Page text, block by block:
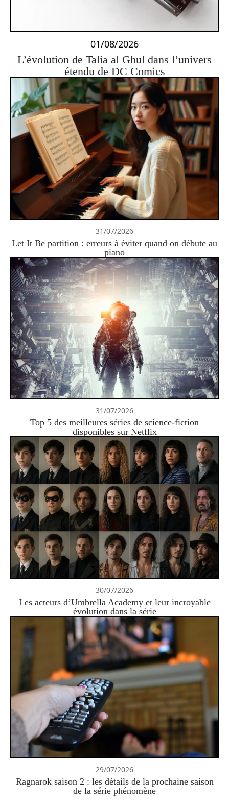
01/08/2026
L’évolution de Talia al Ghul dans l’univers
étendu de DC Comics
31/07/2026
Let It Be partition : erreurs à éviter quand on débute au
piano
31/07/2026
Top 5 des meilleures séries de science-fiction
disponibles sur Netflix
30/07/2026
Les acteurs d’Umbrella Academy et leur incroyable
évolution dans la série
29/07/2026
Ragnarok saison 2 : les détails de la prochaine saison
de la série phénomène